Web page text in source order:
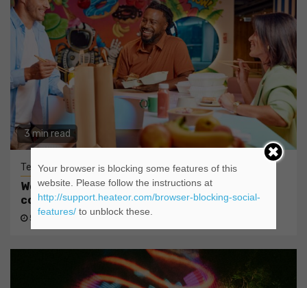
3 min read
Tehnologie
Wolt lansează funcția split payments, pentru
comenzile de grup, în România
5 zile ago
Your browser is blocking some features of this
website. Please follow the instructions at
http://support.heateor.com/browser-blocking-social-
features/to unblock these.